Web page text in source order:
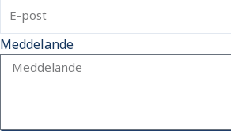
Meddelande